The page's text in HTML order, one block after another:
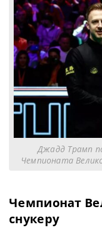
Джадд Трамп
Чемпионата
Чемпионат
снукеру